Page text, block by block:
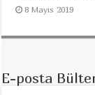
8 Mayıs 2019
E-posta